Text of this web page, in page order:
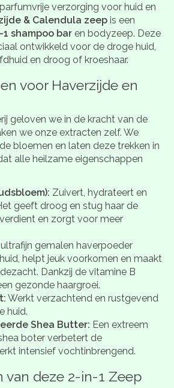
verzorging voor huid en
& Calendula zeep is een
1 shampoo bar en bodyzeep. Deze
ontwikkeld voor de droge huid,
en droog of kroeshaar.
voor Haverzijde en
geloven we in de kracht van de
we onze extracten zelf. We
bloemen en laten deze trekken in
alle heilzame eigenschappen
Zuivert, hydrateert en
geeft droog en stug haar de
en zorgt voor meer
gemalen haverpoeder
helpt jeuk voorkomen en maakt
Dankzij de vitamine B
gezonde haargroei.
Werkt verzachtend en rustgevend
huid.
Shea Butter: Een extreem
boter verbetert de
intensief vochtinbrengend.
van deze 2-in-1 Zeep